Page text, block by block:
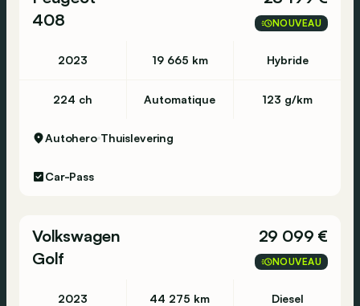
408
NOUVEAU
2023 19 665 km Hybride
224 ch Automatique 123 g/km
Autohero Thuislevering
Car-Pass
Volkswagen
Golf
29 099 €
NOUVEAU
2023 44 275 km Diesel